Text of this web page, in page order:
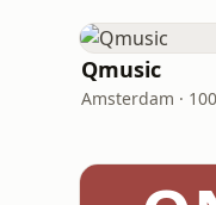
Qmusic
Amsterdam ·